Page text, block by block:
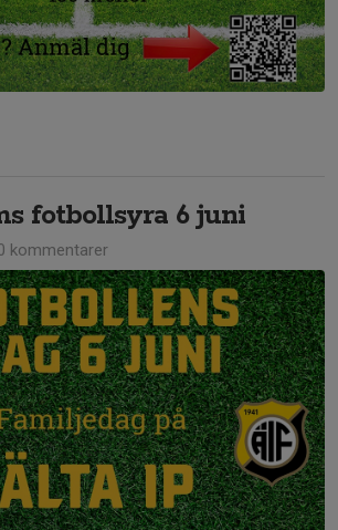
fotbollsyra 6 juni
kommentarer